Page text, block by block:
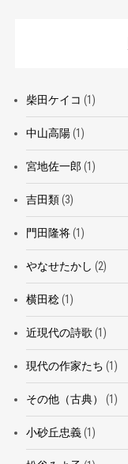
柴田ケイコ (1)
中山高陽(1)
宮地佐一郎 (1)
吉田類(3)
門田隆将(1)
やなせたかし (2)
横田稔(1)
近現代の詩歌 (1)
現代の作家たち (1)
その他（古典） (1)
小砂丘忠義(1)